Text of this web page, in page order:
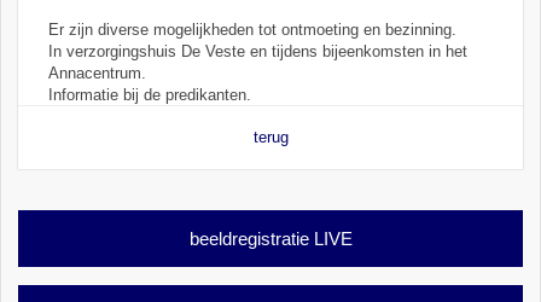
Er zijn diverse mogelijkheden tot ontmoeting en bezinning.
In verzorgingshuis De Veste en tijdens bijeenkomsten in het
Annacentrum.
Informatie bij de predikanten.
terug
beeldregistratie LIVE